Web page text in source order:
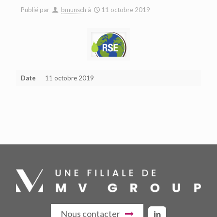
Publié par bmunsch à 11 octobre 2019
Date 11 octobre 2019
Nous contacter